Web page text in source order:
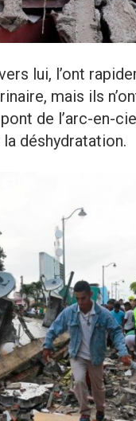
lui, l’ont
mais ils
de l’arc-en-
déshydratation.